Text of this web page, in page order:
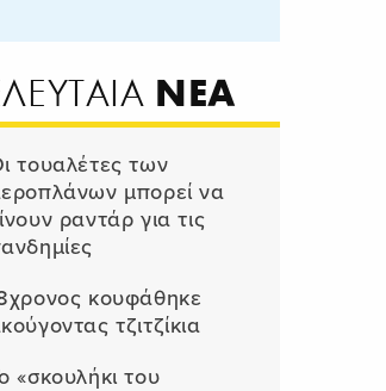
ΝΕΑ
τουαλέτες των
μπορεί να
ραντάρ για τις
κουφάθηκε
τζιτζίκια
«σκουλήκι του